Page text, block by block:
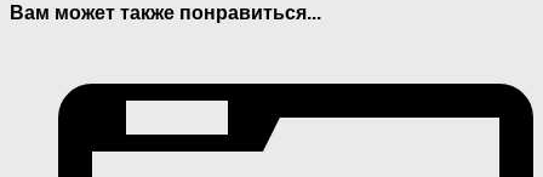
Вам может также понравиться...